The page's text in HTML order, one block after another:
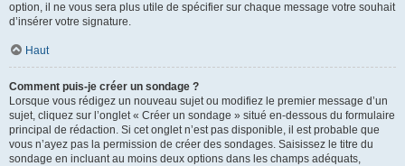
option, il ne vous sera plus utile de spécifier sur chaque message votre souhait
d’insérer votre signature.
Haut
Comment puis-je créer un sondage ?
Lorsque vous rédigez un nouveau sujet ou modifiez le premier message d’un
sujet, cliquez sur l’onglet « Créer un sondage » situé en-dessous du formulaire
principal de rédaction. Si cet onglet n’est pas disponible, il est probable que
vous n’ayez pas la permission de créer des sondages. Saisissez le titre du
sondage en incluant au moins deux options dans les champs adéquats,